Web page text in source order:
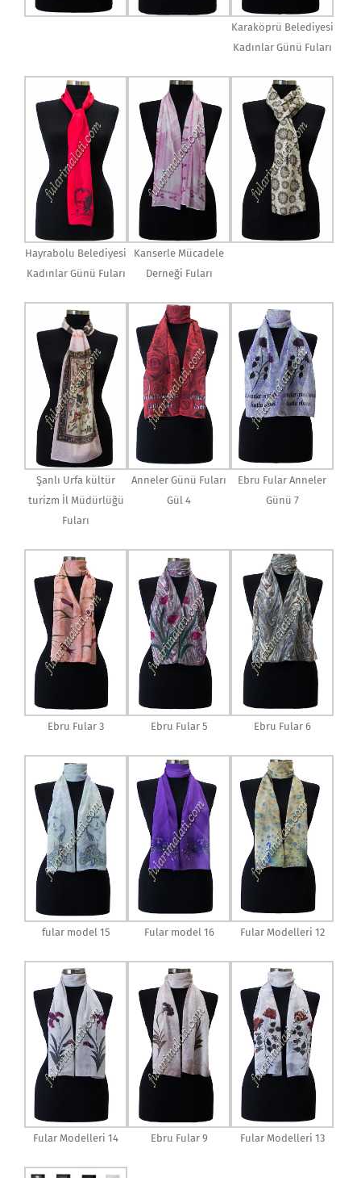
Karaköprü Belediyesi
Kadınlar Günü Fuları
Hayrabolu Belediyesi
Kadınlar Günü Fuları
Kanserle Mücadele
Derneği Fuları
Şanlı Urfa kültür
turizm İl Müdürlüğü
Fuları
Anneler Günü Fuları
Gül 4
Ebru Fular Anneler
Günü 7
Ebru Fular 3 Ebru Fular 5 Ebru Fular 6
fular model 15 Fular model 16 Fular Modelleri 12
Fular Modelleri 14 Ebru Fular 9 Fular Modelleri 13